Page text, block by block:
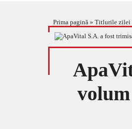
Prima pagină » Titlurile zilei
volum